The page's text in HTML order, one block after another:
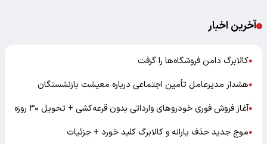
آخرین اخبار
●کالابرگ دامن فروشگاه‌ها را گرفت
●هشدار مدیرعامل تأمین اجتماعی درباره معیشت بازنشستگان
●آغاز فروش فوری خودروهای وارداتی بدون قرعه‌کشی + تحویل ۳۰ روزه
●موج جدید حذف یارانه و کالابرگ کلید خورد + جزئیات